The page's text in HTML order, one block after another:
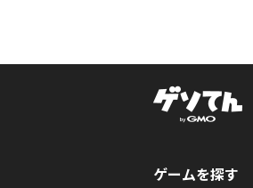
ゲームを探す